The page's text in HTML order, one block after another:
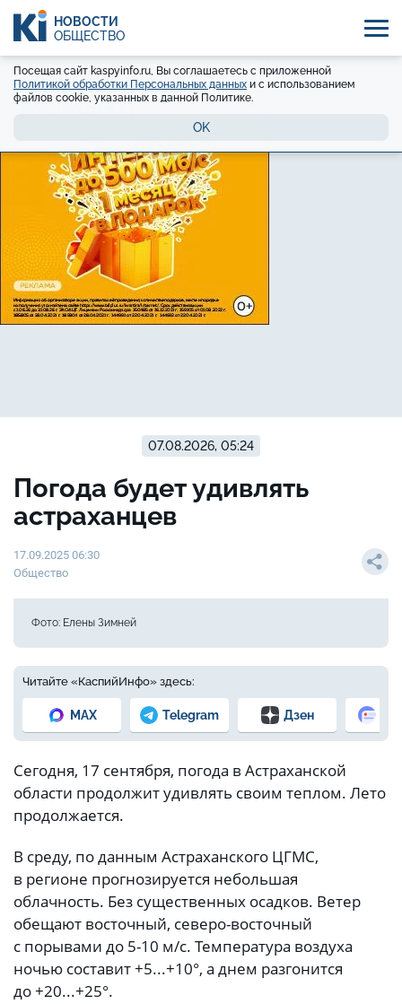
НОВОСТИ
ОБЩЕСТВО
Посещая сайт kaspyinfo.ru, Вы соглашаетесь с приложенной
Политикой обработки Персональных данных и с использованием
файлов cookie, указанных в данной Политике.
OK
07.08.2026, 05:24
Погода будет удивлять
астраханцев
17.09.2025 06:30
Общество
Фото: Елены Зимней
Читайте «КаспийИнфо» здесь:
MAX Telegram Дзен
Сегодня, 17 сентября, погода в Астраханской
области продолжит удивлять своим теплом. Лето
продолжается.
В среду, по данным Астраханского ЦГМС,
в регионе прогнозируется небольшая
облачность. Без существенных осадков. Ветер
обещают восточный, северо-восточный
с порывами до 5-10 м/с. Температура воздуха
ночью составит +5...+10°, а днем разгонится
до +20...+25°.